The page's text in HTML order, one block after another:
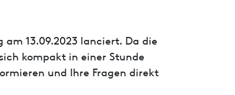
13.09.2023 lanciert. Da die
kompakt in einer Stunde
und Ihre Fragen direkt